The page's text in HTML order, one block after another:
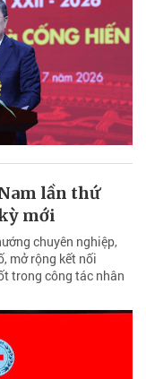
lần thứ
mới
chuyên nghiệp,
mở rộng kết nối
trong công tác nhân